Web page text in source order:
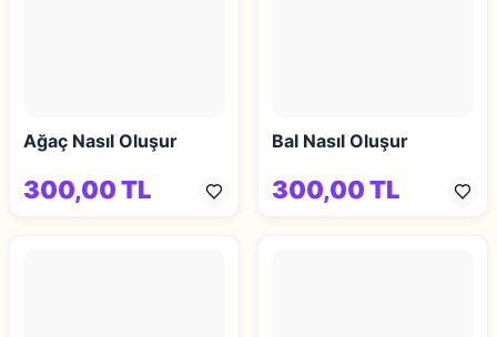
Ağaç Nasıl Oluşur
300,00 TL
Bal Nasıl Oluşur
300,00 TL